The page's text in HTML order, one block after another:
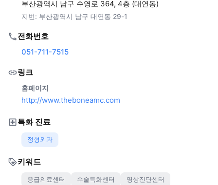
부산광역시 남구 수영로 364, 4층 (대연동)
지번: 부산광역시 남구 대연동 29-1
전화번호
051-711-7515
링크
홈페이지
http://www.theboneamc.com
특화 진료
정형외과
키워드
응급의료센터 수술특화센터
영상진단센터